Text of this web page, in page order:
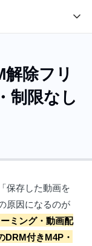
解除フリ
制限なし
保存した動画を
原因になるのが
ミング・動画配
付きM4P・